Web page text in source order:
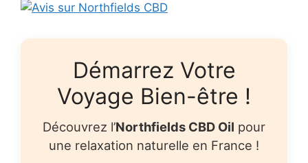
Démarrez Votre
Voyage Bien-être !
Découvrez l’Northfields CBD Oil pour
une relaxation naturelle en France !